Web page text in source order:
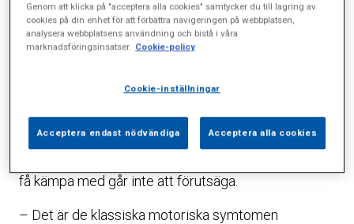
och rör sig långsamt. Så kan sjukdomen yttra sig,
men den har många fler ansikten.
uppmärksammat sjukdomens icke-motoriska
symtom som förlorat luktsinne, sömnsvårigheter,
värk med mera. Men alla symtom drabbar inte alla
få kämpa med går inte att förutsäga.
– Det är de klassiska motoriska symtomen
Genom att klicka på "acceptera alla cookies" samtycker du till lagring av
cookies på din enhet för att förbättra navigeringen på webbplatsen,
analysera webbplatsens användning och bistå i våra
marknadsföringsinsatser. Cookie-policy
Cookie-inställningar
Acceptera endast nödvändiga Acceptera alla cookies